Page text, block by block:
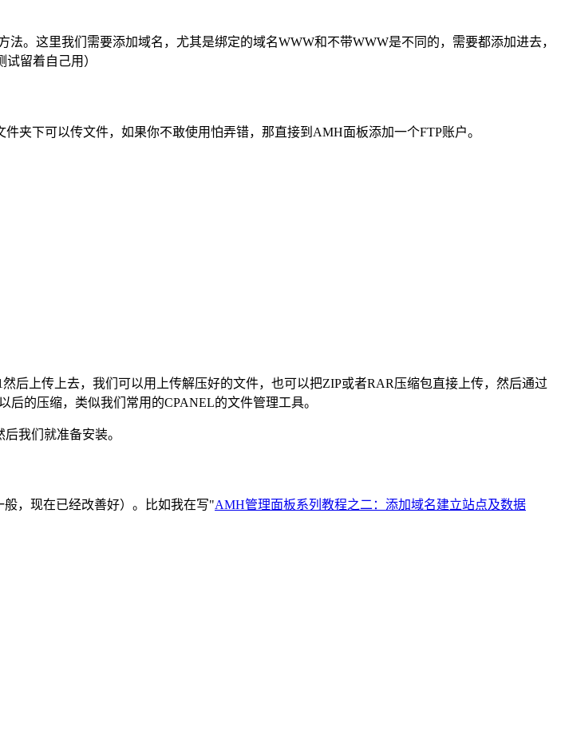
。这里我们需要添加域名，尤其是绑定的域名WWW和不带WWW是不同的，需要都添加进去，
留着自己用）
夹下可以传文件，如果你不敢使用怕弄错，那直接到AMH面板添加一个FTP账户。
后上传上去，我们可以用上传解压好的文件，也可以把ZIP或者RAR压缩包直接上传，然后通过
的压缩，类似我们常用的CPANEL的文件管理工具。
我们就准备安装。
，现在已经改善好）。比如我在写"AMH管理面板系列教程之二：添加域名建立站点及数据